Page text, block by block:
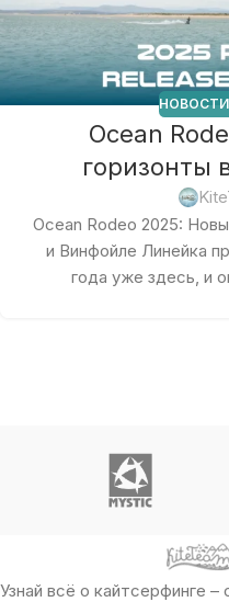
НОВОСТИ
Ocean
горизонты
Ocean Rodeo 2025:
и Винфойле Линейка
года уже здесь, и
Узнай всё о кайтсерфинге –